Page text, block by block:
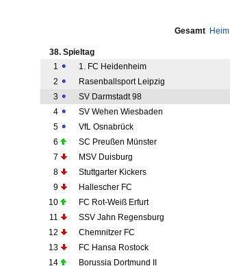
Gesamt Heim
38. Spieltag
1
1. FC Heidenheim
2
Rasenballsport Leipzig
3
SV Darmstadt 98
4
SV Wehen Wiesbaden
5
VfL Osnabrück
6
SC Preußen Münster
7
MSV Duisburg
8
Stuttgarter Kickers
9
Hallescher FC
10
FC Rot-Weiß Erfurt
11
SSV Jahn Regensburg
12
Chemnitzer FC
13
FC Hansa Rostock
14
Borussia Dortmund II